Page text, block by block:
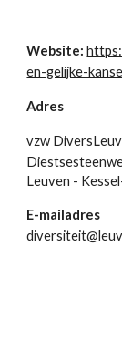
Website:
en-gelijke-
Adres
vzw
Leuven -
E-mailadres